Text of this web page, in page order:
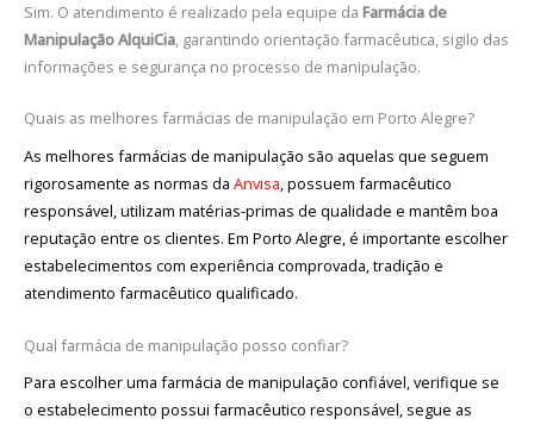
Sim. O atendimento é realizado pela equipe da Farmácia de
Manipulação AlquiCia, garantindo orientação farmacêutica, sigilo das
informações e segurança no processo de manipulação.
Quais as melhores farmácias de manipulação em Porto Alegre?
As melhores farmácias de manipulação são aquelas que seguem
rigorosamente as normas da Anvisa, possuem farmacêutico
responsável, utilizam matérias-primas de qualidade e mantêm boa
reputação entre os clientes. Em Porto Alegre, é importante escolher
estabelecimentos com experiência comprovada, tradição e
atendimento farmacêutico qualificado.
Qual farmácia de manipulação posso confiar?
Para escolher uma farmácia de manipulação confiável, verifique se
o estabelecimento possui farmacêutico responsável, segue as